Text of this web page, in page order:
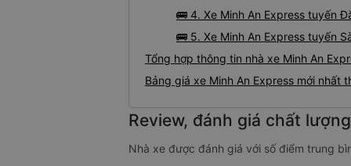
🚌 4. Xe Minh An Express tuyến
🚌 5. Xe Minh An Express tuyến
Tổng hợp thông tin nhà xe Minh An
Bảng giá xe Minh An Express mới nhất
Review, đánh giá chất
Nhà xe được đánh giá với số điểm trung